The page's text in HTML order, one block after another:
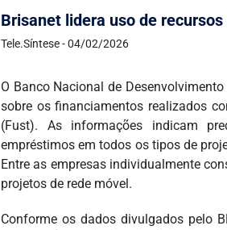
Brisanet lidera uso de
Tele.Síntese - 04/02/2026
O Banco Nacional de
sobre os financiamentos realizados
(Fust). As informações indicam
empréstimos em todos os tipos de
Entre as empresas individualmente
projetos de rede móvel.
Conforme os dados divulgados pelo